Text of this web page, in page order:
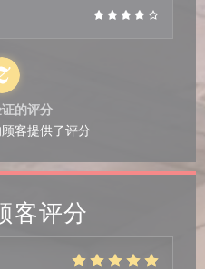
客评分
的评分
客提供了评分